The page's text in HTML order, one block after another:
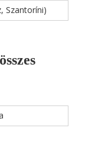
Szantoríni)